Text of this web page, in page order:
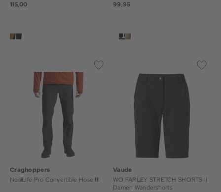
115,00
99,95
Craghoppers
NosiLife Pro Convertible Hose III
Vaude
WO FARLEY STRETCH SHORTS II
Damen Wandershorts